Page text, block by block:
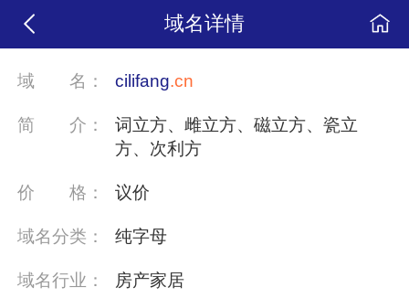
域名详情
域名： cilifang.cn
简 介：
词立方、雌立方、磁立方、瓷立
方、次利方
价格： 议价
域名分类： 纯字母
域名行业： 房产家居